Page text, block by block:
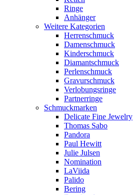
Ringe
Anhänger
Weitere Kategorien
Herrenschmuck
Damenschmuck
Kinderschmuck
Diamantschmuck
Perlenschmuck
Gravurschmuck
Verlobungsringe
Partnerringe
Schmuckmarken
Delicate Fine Jewelry
Thomas Sabo
Pandora
Paul Hewitt
Julie Julsen
Nomination
LaViida
Palido
Bering